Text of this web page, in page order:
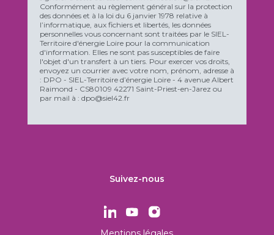
Conformément au règlement général sur la protection
des données et à la loi du 6 janvier 1978 relative à
l’informatique, aux fichiers et libertés, les données
personnelles vous concernant sont traitées par le SIEL-
Territoire d'énergie Loire pour la communication
d'information. Elles ne sont pas susceptibles de faire
l'objet d'un transfert à un tiers. Pour exercer vos droits,
envoyez un courrier avec votre nom, prénom, adresse à
: DPO - SIEL-Territoire d’énergie Loire - 4 avenue Albert
Raimond - CS80109 42271 Saint-Priest-en-Jarez ou
par mail à : dpo@siel42.fr
Suivez-nous